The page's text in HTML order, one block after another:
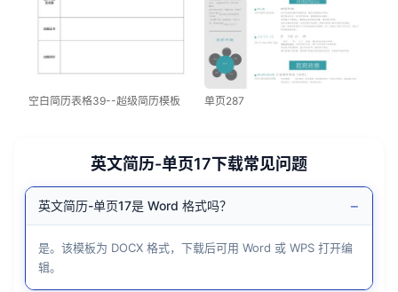
空白简历表格39--超级简历模板 单页287
英文简历-单页17下载常见问题
英文简历-单页17是 Word 格式吗？ −
是。该模板为 DOCX 格式，下载后可用 Word 或 WPS 打开编
辑。